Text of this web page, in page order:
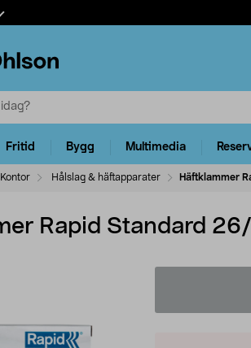
Fritid Bygg Multimedia
Kontor Hålslag & häftapparater Häftklammer
Rapid Standard